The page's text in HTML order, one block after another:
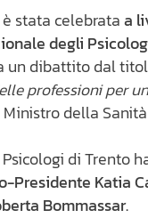
stata celebrataa
degli
un dibattito dal
professioni per
della
di Trento
Presidente Katia
Bommassar.